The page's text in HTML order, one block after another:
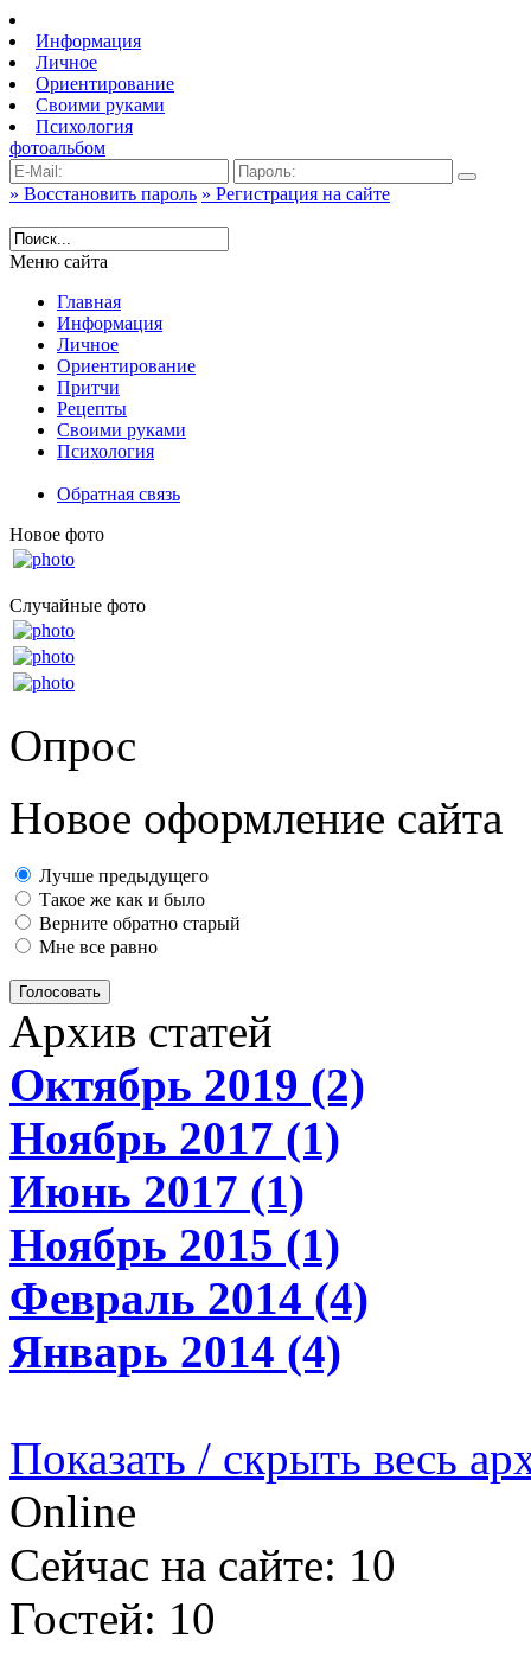
Информация
Личное
Ориентирование
Своими руками
Психология
фотоальбом
» Восстановить пароль » Регистрация на сайте
Меню сайта
Главная
Информация
Личное
Ориентирование
Притчи
Рецепты
Своими руками
Психология
Обратная связь
Новое фото
Случайные фото
Опрос
Новое оформление сайта
Лучше предыдущего
Такое же как и было
Верните обратно старый
Мне все равно
Голосовать
Архив статей
Октябрь 2019 (2)
Ноябрь 2017 (1)
Июнь 2017 (1)
Ноябрь 2015 (1)
Февраль 2014 (4)
Январь 2014 (4)
Показать / скрыть весь
Online
Сейчас на сайте: 10
Гостей: 10